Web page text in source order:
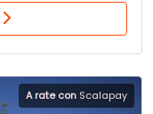
A rate con Scalapay